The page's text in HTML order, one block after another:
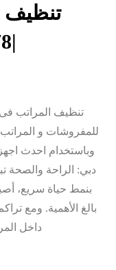
تنظيف
|0568199078
تنظيف المراتب
للمفروشات و المراتب
وباستخدام احدث
دبي: الراحة والصحة
بنمط حياة سريع،
بالغ الأهمية. ومع
داخل